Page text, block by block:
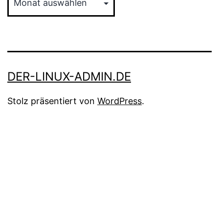
DER-LINUX-ADMIN.DE
Stolz präsentiert von WordPress.